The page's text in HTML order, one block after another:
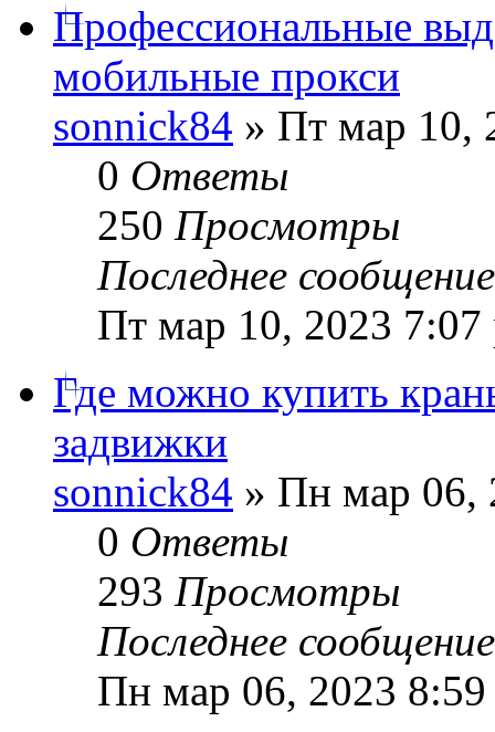
Профессиональные
мобильные прокси
sonnick84 » Пт мар 10,
0 Ответы
250 Просмотры
Последнее
Пт мар 10, 2023 7:07
Где можно купить
задвижки
sonnick84 » Пн мар 06,
0 Ответы
293 Просмотры
Последнее
Пн мар 06, 2023 8:59